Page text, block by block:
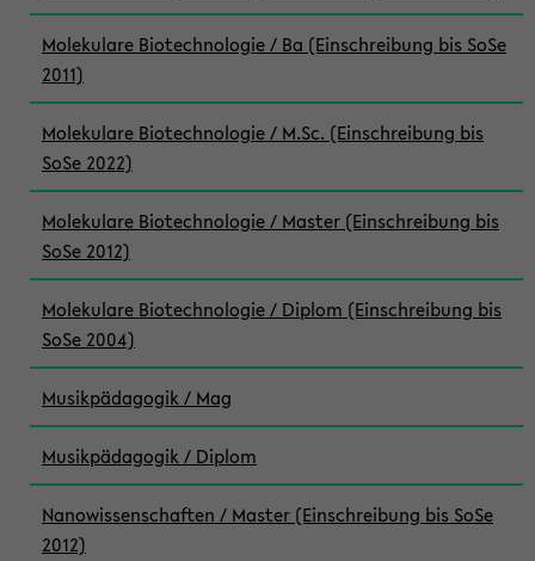
Molekulare Biotechnologie / Ba (Einschreibung bis SoSe
2011)
Molekulare Biotechnologie / M.Sc. (Einschreibung bis
SoSe 2022)
Molekulare Biotechnologie / Master (Einschreibung bis
SoSe 2012)
Molekulare Biotechnologie / Diplom (Einschreibung bis
SoSe 2004)
Musikpädagogik / Mag
Musikpädagogik / Diplom
Nanowissenschaften / Master (Einschreibung bis SoSe
2012)